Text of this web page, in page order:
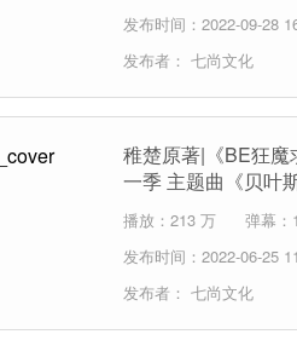
发布时间：2022-09-28
发布者： 七尚文化
稚楚原著|《BE狂
一季 主题曲《贝叶
播放：213 万 弹幕：
发布时间：2022-06-25
发布者： 七尚文化